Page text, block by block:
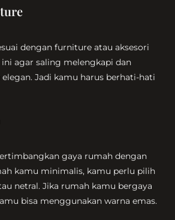
dengan furniture atau aksesori
agar saling melengkapi dan
Jadi kamu harus berhati-hati
gaya rumah dengan
kamu minimalis, kamu perlu pilih
netral. Jika rumah kamu bergaya
bisa menggunakan warna emas.